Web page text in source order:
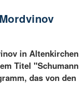
in Altenkirchen
Titel "Schumann
das von den